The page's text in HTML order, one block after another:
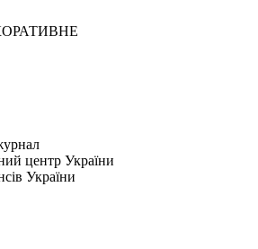
центр України
України